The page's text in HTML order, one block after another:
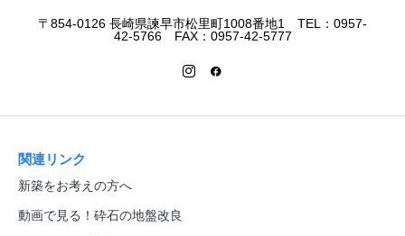
〒854-0126 長崎県諫早市松里町1008番地1 TEL：0957-
42-5766 FAX：0957-42-5777
関連リンク
新築をお考えの方へ
動画で見る！砕石の地盤改良